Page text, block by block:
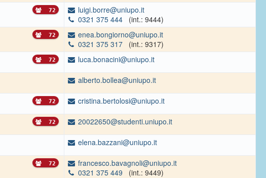
72
luigi.borre@uniupo.it
0321 375 444
(int.: 9444)
72
enea.bongiorno@uniupo.it
0321 375 317
(int.: 9317)
72 luca.bonacini@uniupo.it
alberto.bollea@uniupo.it
72 cristina.bertolosi@uniupo.it
72 20022650@studenti.uniupo.it
elena.bazzani@uniupo.it
72
francesco.bavagnoli@uniupo.it
0321 375 449
(int.: 9449)